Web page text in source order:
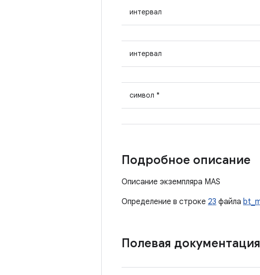
интервал
интервал
символ *
Подробное описание
Описание экземпляра MAS
Определение в строке 23 файла
Полевая документация